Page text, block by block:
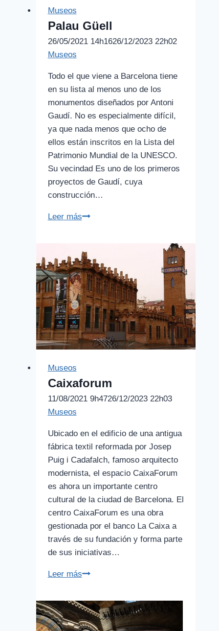
Museos
Palau Güell
26/05/2021 14h1626/12/2023 22h02
Museos
Todo el que viene a Barcelona tiene
en su lista al menos uno de los
monumentos diseñados por Antoni
Gaudí. No es especialmente difícil,
ya que nada menos que ocho de
ellos están inscritos en la Lista del
Patrimonio Mundial de la UNESCO.
Su vecindad Es uno de los primeros
proyectos de Gaudí, cuya
construcción…
Leer másPalau
Museos
Caixaforum
11/08/2021 9h4726/12/2023 22h03
Museos
Ubicado en el edificio de una antigua
fábrica textil reformada por Josep
Puig i Cadafalch, famoso arquitecto
modernista, el espacio CaixaForum
es ahora un importante centro
cultural de la ciudad de Barcelona. El
centro CaixaForum es una obra
gestionada por el banco La Caixa a
través de su fundación y forma parte
de sus iniciativas…
Leer másCaixaforum